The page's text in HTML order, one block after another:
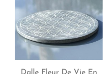
Aperçu rapide
Dalle Fleur De Vie En